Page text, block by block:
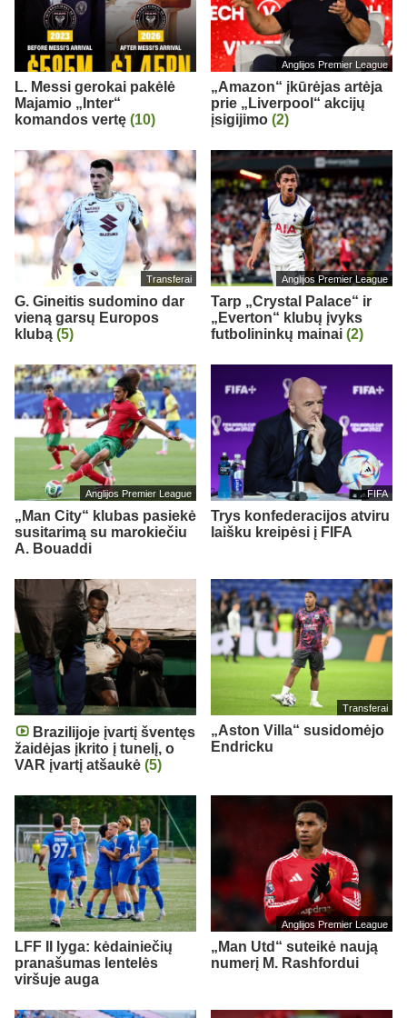
L. Messi gerokai pakėlė
Majamio „Inter“
komandos vertę (10)
Anglijos Premier League
„Amazon“ įkūrėjas artėja
prie „Liverpool“ akcijų
įsigijimo (2)
Transferai
G. Gineitis sudomino dar
vieną garsų Europos
klubą (5)
Anglijos Premier League
Tarp „Crystal Palace“ ir
„Everton“ klubų įvyks
futbolininkų mainai (2)
Anglijos Premier League
„Man City“ klubas pasiekė
susitarimą su marokiečiu
A. Bouaddi
FIFA
Trys konfederacijos atviru
laišku kreipėsi į FIFA
Brazilijoje įvartį šventęs
žaidėjas įkrito į tunelį, o
VAR įvartį atšaukė (5)
Transferai
„Aston Villa“ susidomėjo
Endricku
LFF II lyga: kėdainiečių
pranašumas lentelės
viršuje auga
Anglijos Premier League
„Man Utd“ suteikė naują
numerį M. Rashfordui